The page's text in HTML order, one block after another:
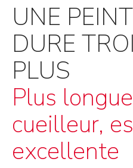
UNE
DURE
PLUS
Plus
cueilleur,
excellente